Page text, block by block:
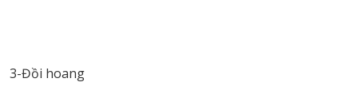
3-Đồi hoang